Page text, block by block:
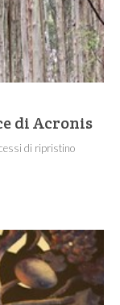
di Acronis
di ripristino